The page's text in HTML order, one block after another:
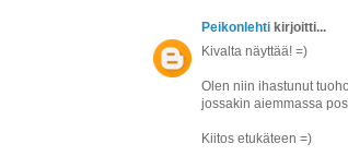
Peikonlehti kirjoitti...
Kivalta näyttää! =)
Olen niin ihastunut
jossakin aiemmassa
Kiitos etukäteen =)